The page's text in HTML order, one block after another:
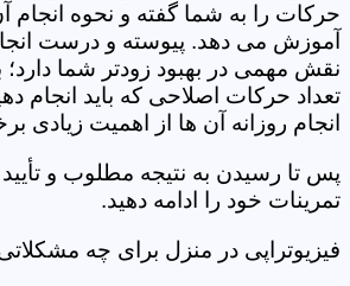
حرکات را به شما گفته و نحوه انجام
آموزش می دهد. پیوسته و درست
نقش مهمی در بهبود زودتر شما دارد؛
تعداد حرکات اصلاحی که باید انجام
انجام روزانه آن ها از اهمیت زیادی
پس تا رسیدن به نتیجه مطلوب و تأیید
تمرینات خود را ادامه دهید.
فیزیوتراپی در منزل برای چه